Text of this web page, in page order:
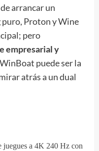
arrancar un
puro, Proton y Wine
pero
empresarial y
puede ser la
atrás a un dual
a 4K 240 Hz con